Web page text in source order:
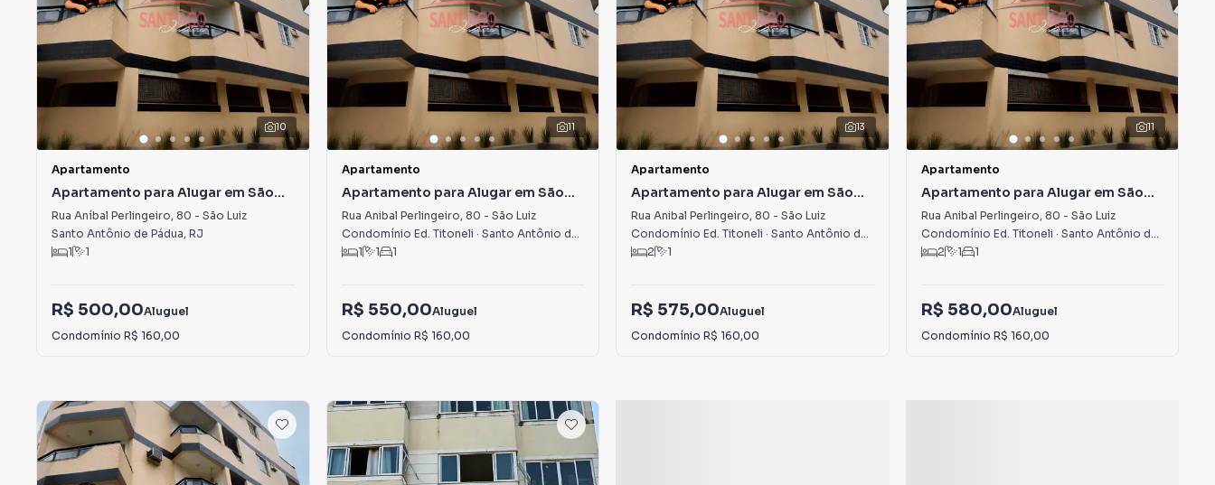
10
Apartamento
Apartamento para Alugar em São
Luiz
Rua Aníbal Perlingeiro, 80 - São Luiz
Santo Antônio de Pádua, RJ
1
1
R$ 500,00Aluguel
Condomínio R$ 160,00
11
Apartamento
Apartamento para Alugar em São
Luiz
Rua Anibal Perlingeiro, 80 - São Luiz
Condomínio Ed. Titoneli · Santo Antônio de Pádua
RJ
1
1 1
R$ 550,00Aluguel
Condomínio R$ 160,00
13
Apartamento
Apartamento para Alugar em São
Luiz
Rua Anibal Perlingeiro, 80 - São Luiz
Condomínio Ed. Titoneli · Santo Antônio de Pádua
RJ
2
1
R$ 575,00Aluguel
Condomínio R$ 160,00
11
Apartamento
Apartamento para Alugar em São
Luiz
Rua Anibal Perlingeiro, 80 - São Luiz
Condomínio Ed. Titoneli · Santo Antônio de Pádua
2
1 1
R$ 580,00Aluguel
Condomínio R$ 160,00